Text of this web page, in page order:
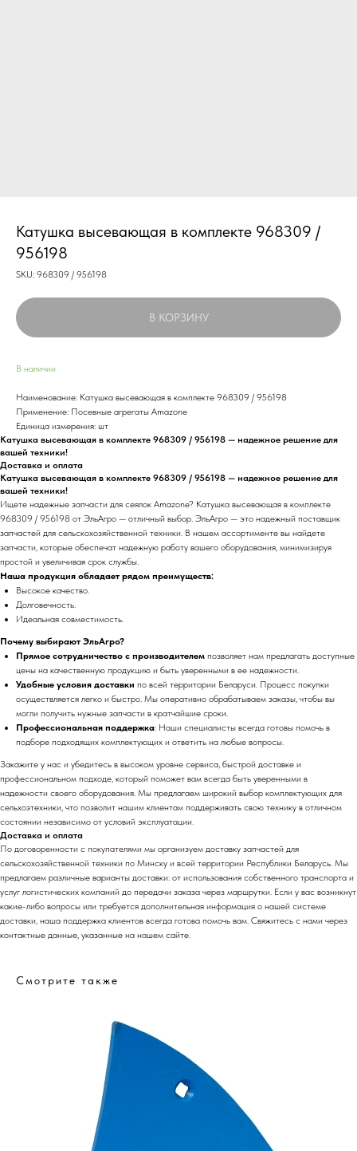
Катушка высевающая в комплекте 968309 /
956198
SKU: 968309 / 956198
В КОРЗИНУ
В наличии
Наименование: Катушка высевающая в комплекте 968309 / 956198
Применение: Посевные агрегаты Amazone
Единица измерения: шт
Катушка высевающая в комплекте 968309 / 956198 — надежное решение для
вашей техники!
Доставка и оплата
Катушка высевающая в комплекте 968309 / 956198 — надежное решение для
вашей техники!
Ищете надежные запчасти для сеялок Amazone? Катушка высевающая в комплекте
968309 / 956198 от ЭльАгро — отличный выбор. ЭльАгро — это надежный поставщик
запчастей для сельскохозяйственной техники. В нашем ассортименте вы найдете
запчасти, которые обеспечат надежную работу вашего оборудования, минимизируя
простой и увеличивая срок службы.
Наша продукция обладает рядом преимуществ:
Высокое качество.
Долговечность.
Идеальная совместимость.
Почему выбирают ЭльАгро?
Прямое сотрудничество с производителем позволяет нам предлагать доступные
цены на качественную продукцию и быть уверенными в ее надежности.
Удобные условия доставки по всей территории Беларуси. Процесс покупки
осуществляется легко и быстро. Мы оперативно обрабатываем заказы, чтобы вы
могли получить нужные запчасти в кратчайшие сроки.
Профессиональная поддержка: Наши специалисты всегда готовы помочь в
подборе подходящих комплектующих и ответить на любые вопросы.
Закажите у нас и убедитесь в высоком уровне сервиса, быстрой доставке и
профессиональном подходе, который поможет вам всегда быть уверенными в
надежности своего оборудования. Мы предлагаем широкий выбор комплектующих для
сельхозтехники, что позволит нашим клиентам поддерживать свою технику в отличном
состоянии независимо от условий эксплуатации.
Доставка и оплата
По договоренности с покупателями мы организуем доставку запчастей для
сельскохозяйственной техники по Минску и всей территории Республики Беларусь. Мы
предлагаем различные варианты доставки: от использования собственного транспорта и
услуг логистических компаний до передачи заказа через маршрутки. Если у вас возникнут
какие-либо вопросы или требуется дополнительная информация о нашей системе
доставки, наша поддержка клиентов всегда готова помочь вам. Свяжитесь с нами через
контактные данные, указанные на нашем сайте.
Смотрите также